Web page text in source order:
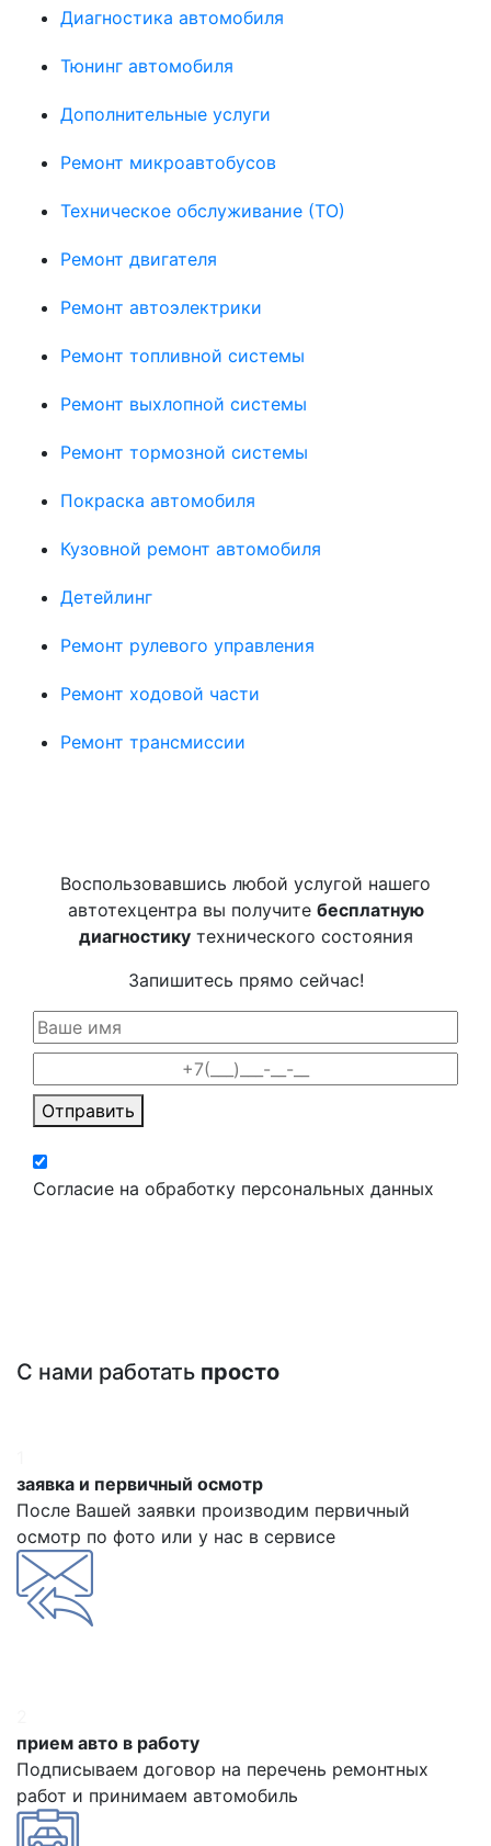
Диагностика автомобиля
Тюнинг автомобиля
Дополнительные услуги
Ремонт микроавтобусов
Техническое обслуживание (ТО)
Ремонт двигателя
Ремонт автоэлектрики
Ремонт топливной системы
Ремонт выхлопной системы
Ремонт тормозной системы
Покраска автомобиля
Кузовной ремонт автомобиля
Детейлинг
Ремонт рулевого управления
Ремонт ходовой части
Ремонт трансмиссии
Воспользовавшись любой услугой нашего
автотехцентра вы получите бесплатную
диагностикутехнического состояния
Запишитесь прямо сейчас!
Отправить
Согласие на обработку персональных данных
С нами работать просто
заявка и первичный осмотр
После Вашей заявки производим первичный
осмотр по фото или у нас в сервисе
прием авто в работу
Подписываем договор на перечень ремонтных
работ и принимаем автомобиль